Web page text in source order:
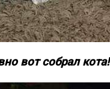
вот собрал кота!